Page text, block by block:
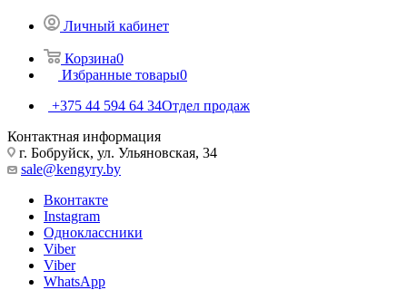
Личный кабинет
Корзина0
Избранные товары0
+375 44 594 64 34Отдел продаж
Контактная информация
г. Бобруйск, ул. Ульяновская, 34
sale@kengyry.by
Вконтакте
Instagram
Одноклассники
Viber
Viber
WhatsApp